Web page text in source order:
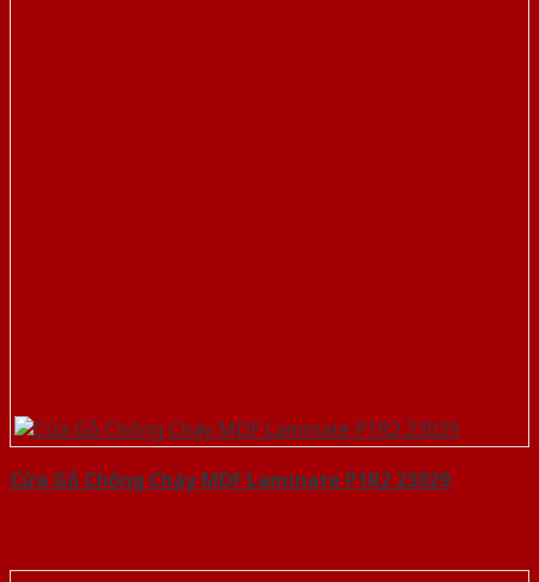
Cửa Gỗ Chống Cháy MDF Laminate P1R2 23029